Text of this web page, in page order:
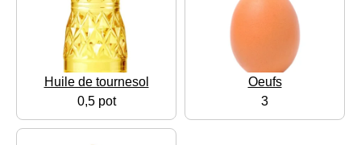
Huile de tournesol
0,5 pot
Oeufs
3